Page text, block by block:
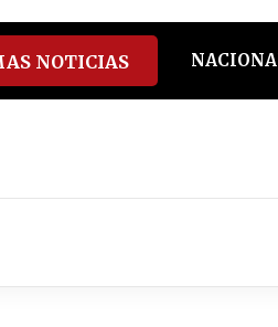
spotify
NOTICIAS